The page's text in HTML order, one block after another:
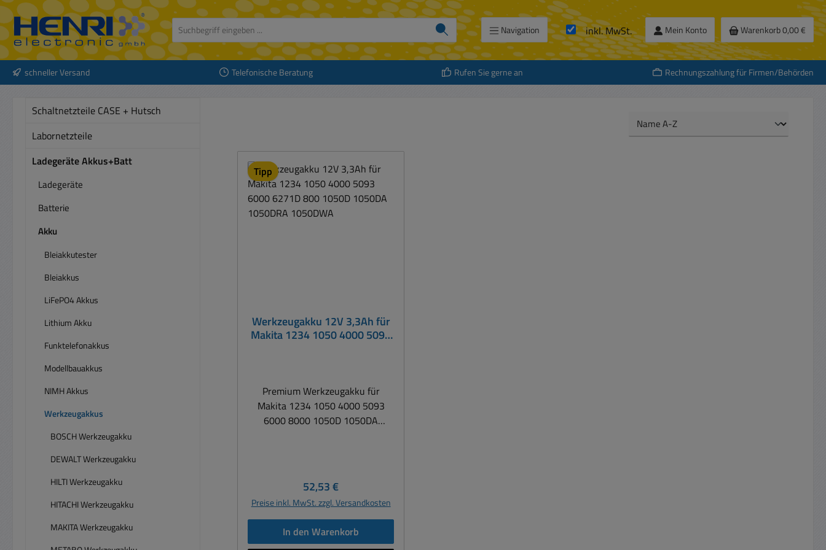
Hauptinhalt springen
Zur Suche springen
Zur Hauptnavigation springen
Navigation inkl. MwSt. Mein Konto Warenkorb0,00 €
schneller Versand Telefonische Beratung Rufen Sie gerne an Rechnungszahlung für Firmen/Behörden
Schaltnetzteile CASE + Hutsch
Labornetzteile
Ladegeräte Akkus+Batt
Ladegeräte
Batterie
Akku
Bleiakkutester
Bleiakkus
LiFePO4 Akkus
Lithium Akku
Funktelefonakkus
Modellbauakkus
NIMH Akkus
Werkzeugakkus
BOSCH Werkzeugakku
DEWALT Werkzeugakku
HILTI Werkzeugakku
HITACHI Werkzeugakku
MAKITA Werkzeugakku
Tipp
Werkzeugakku 12V 3,3Ah für
Makita 1234 1050 4000 5093
Premium Werkzeugakku für
Makita 1234 1050 4000 5093
6000 8000 1050D 1050DA
PATONA. Er wurde entwickelt um
den Bedürfnissen anspruchsvoller
Kunden gerecht zu werden. So
richtet sich die neu geschaffene
Regulärer Preis:
52,53 €
Preise inkl. MwSt. zzgl. Versandkosten
In den Warenkorb